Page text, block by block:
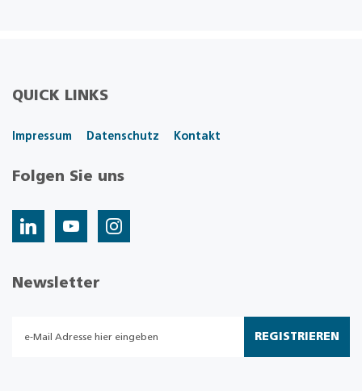
QUICK LINKS
Impressum Datenschutz Kontakt
Folgen Sie uns
Newsletter
REGISTRIEREN